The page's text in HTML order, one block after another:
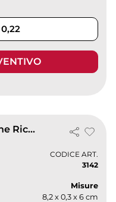
Block Notes Zinko in Cartone Riciclato con 100 Mini Note Adesive
CODICE ART.
3142
Misure
8,2 x 0,3 x 6 cm